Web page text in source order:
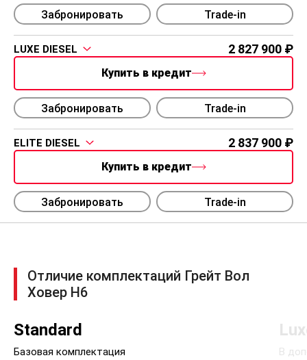
Забронировать Trade-in
LUXE DIESEL 2 827 900
Купить в кредит
Забронировать Trade-in
ELITE DIESEL 2 837 900
Купить в кредит
Забронировать Trade-in
Отличие комплектаций Грейт Вол
Ховер Н6
Standard
Базовая комплектация В